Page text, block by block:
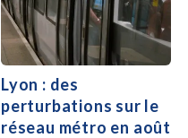
Lyon : des
perturbations sur le
réseau métro en août